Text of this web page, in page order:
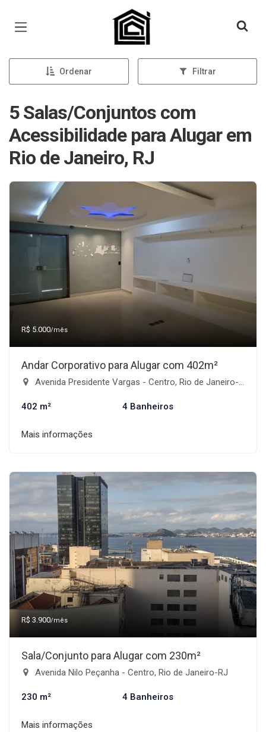
Página inicial
Ordenar Filtrar
5 Salas/Conjuntos com
Acessibilidade para Alugar em
Rio de Janeiro, RJ
R$ 5.000/mês
Andar Corporativo para Alugar com 402m²
Avenida Presidente Vargas - Centro, Rio de Janeiro-RJ
402 m² 4 Banheiros
Mais informações
R$ 3.900/mês
Sala/Conjunto para Alugar com 230m²
Avenida Nilo Peçanha - Centro, Rio de Janeiro-RJ
230 m² 4 Banheiros
Mais informações